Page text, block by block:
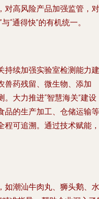
对高风险产品加强监管，对
“通得快”的有机统一。
持续加强实验室检测能力建
兽药残留、微生物、添加
大力推进“智慧海关”建设
品的生产加工、仓储运输等
程可追溯。通过技术赋能，
如潮汕牛肉丸、狮头鹅、水